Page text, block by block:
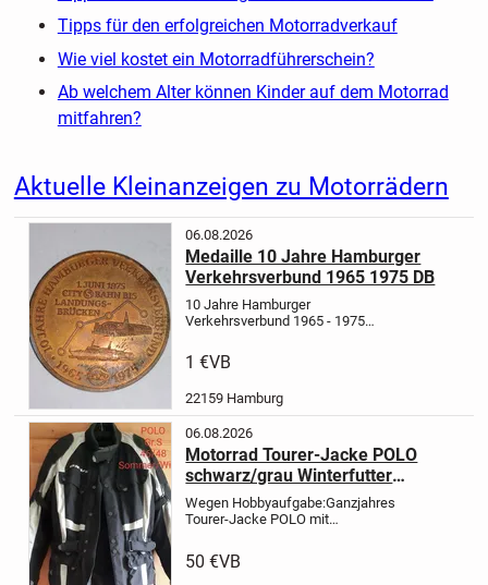
Tipps für den erfolgreichen Motorradverkauf
Wie viel kostet ein Motorradführerschein?
Ab welchem Alter können Kinder auf dem Motorrad
mitfahren?
Aktuelle Kleinanzeigen zu Motorrädern
06.08.2026
Medaille 10 Jahre Hamburger
Verkehrsverbund 1965 1975 DB
10 Jahre Hamburger
Verkehrsverbund 1965 - 1975
einer seltene Medaille 10 Jahre
Hamburger Verkehrsverbund,
HamburgAus dem Jahre...
1 €VB
22159 Hamburg
06.08.2026
Motorrad Tourer-Jacke POLO
schwarz/grau Winterfutter
herausnehmbar
Wegen Hobbyaufgabe:Ganzjahres
Tourer-Jacke POLO mit
Protektoren
wie M aus
50 €VB